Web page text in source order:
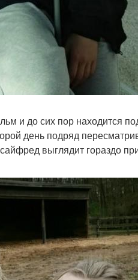
и до сих пор находится
день подряд
выглядит гораздо